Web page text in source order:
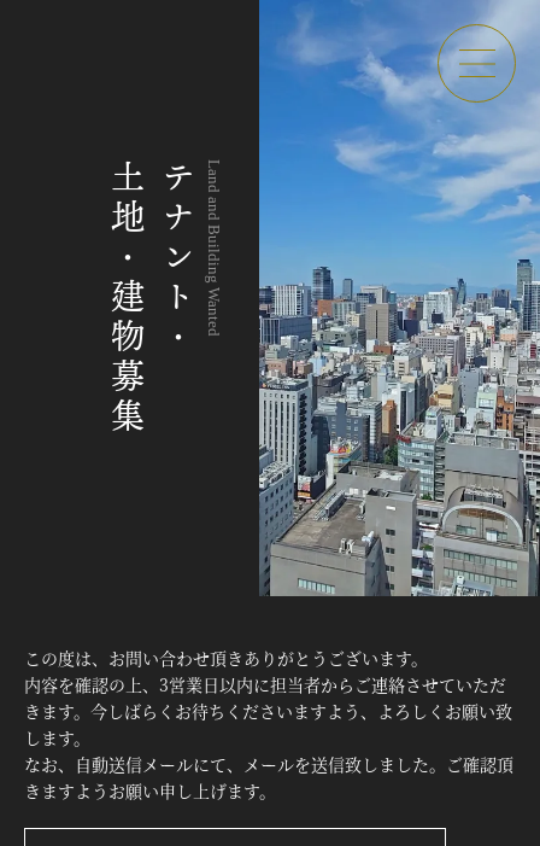
むなぎのこだわり
Shopping
新着情報 ふるさと納税
お品書き
Recruit
採用情報
お持ち帰り
FAQ
よくある質問
Group store
姉妹店うな東 中川本店
Land and Building Wanted
テナント・
土地・建物募集
Reserve
English 简体中文 한국어 繁體中文
Land and Building Wanted
テナント・
土地・建物募集
この度は、お問い合わせ頂きありがとうございます。
内容を確認の上、3営業日以内に担当者からご連絡させていただ
きます。今しばらくお待ちくださいますよう、よろしくお願い致
します。
なお、自動送信メールにて、メールを送信致しました。ご確認頂
きますようお願い申し上げます。